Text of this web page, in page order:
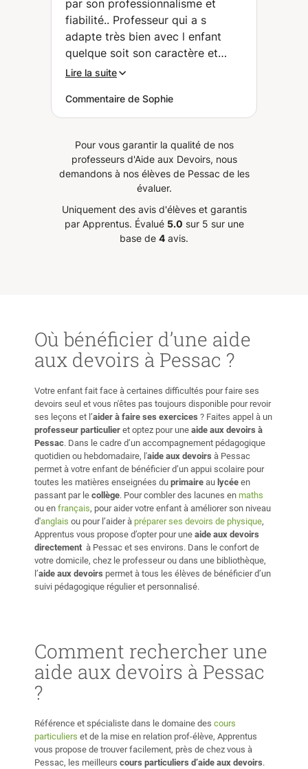
par son professionnalisme et
fiabilité.. Professeur qui a s
adapte très bien avec l enfant
quelque soit son caractère et
difficultés scolaire....
Lire la suite
Commentaire de Sophie
Pour vous garantir la qualité de nos
professeurs d'Aide aux Devoirs, nous
demandons à nos élèves de Pessac de les
évaluer.
Uniquement des avis d'élèves et garantis
par Apprentus. Évalué 5.0 sur 5 sur une
base de 4 avis.
Où bénéficier d’une aide
aux devoirs à Pessac ?
Votre enfant fait face à certaines difficultés pour faire ses
devoirs seul et vous n'êtes pas toujours disponible pour revoir
ses leçons et l’aider à faire ses exercices ? Faites appel à un
professeur particulier et optez pour une aide aux devoirs à
Pessac. Dans le cadre d’un accompagnement pédagogique
quotidien ou hebdomadaire, l'aide aux devoirs à Pessac
permet à votre enfant de bénéficier d’un appui scolaire pour
toutes les matières enseignées du primaire au lycée en
passant par le collège. Pour combler des lacunes en maths
ou en français, pour aider votre enfant à améliorer son niveau
d'anglais ou pour l’aider à préparer ses devoirs de physique,
Apprentus vous propose d’opter pour une aide aux devoirs
directement à Pessac et ses environs. Dans le confort de
votre domicile, chez le professeur ou dans une bibliothèque,
l’aide aux devoirs permet à tous les élèves de bénéficier d’un
suivi pédagogique régulier et personnalisé.
Comment rechercher une
aide aux devoirs à Pessac
?
Référence et spécialiste dans le domaine des cours
particuliers et de la mise en relation prof-élève, Apprentus
vous propose de trouver facilement, près de chez vous à
Pessac, les meilleurs cours particuliers d’aide aux devoirs.